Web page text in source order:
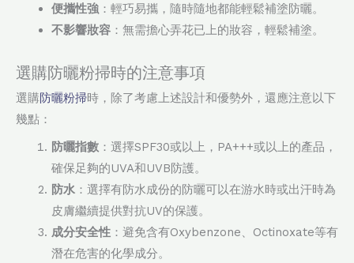
便攜性強 ：輕巧易攜，隨時隨地都能輕鬆補塗防曬。
不影響妝容 ：無需擔心弄花已上的妝容，輕鬆補塗。
選購防曬粉掃時的注意事項
選購防曬粉掃時，除了考慮上述設計和優勢外，還應注意以下
幾點：
防曬指數 ：選擇SPF30或以上，PA+++或以上的產品，
確保足夠的UVA和UVB防護。
防水 ：選擇有防水成份的防曬可以在游水時或出汗時為
皮膚繼續提供對抗UV的保護。
成分安全性 ：避免含有Oxybenzone、Octinoxate等有
潛在危害的化學成分。